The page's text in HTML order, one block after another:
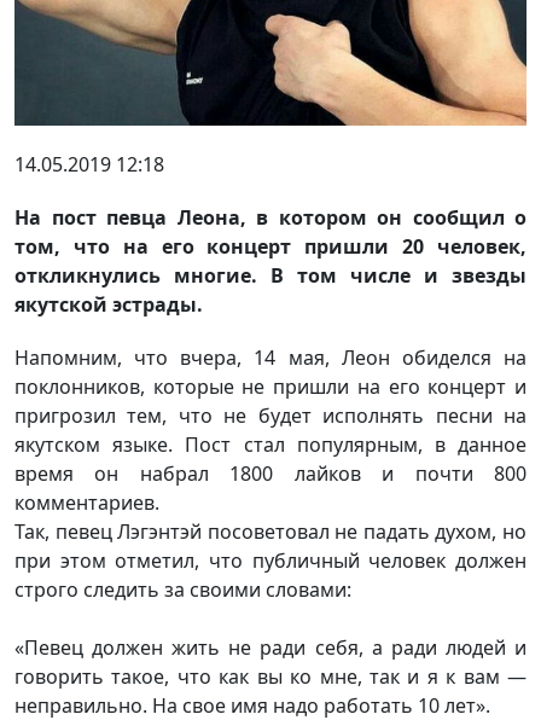
14.05.2019 12:18
На пост певца Леона, в котором он сообщил о
том, что на его концерт пришли 20 человек,
откликнулись многие. В том числе и звезды
якутской эстрады.
Напомним, что вчера, 14 мая, Леон обиделся на
поклонников, которые не пришли на его концерт и
пригрозил тем, что не будет исполнять песни на
якутском языке. Пост стал популярным, в данное
время он набрал 1800 лайков и почти 800
комментариев.
Так, певец Лэгэнтэй посоветовал не падать духом, но
при этом отметил, что публичный человек должен
строго следить за своими словами:
«Певец должен жить не ради себя, а ради людей и
говорить такое, что как вы ко мне, так и я к вам —
неправильно. На свое имя надо работать 10 лет».